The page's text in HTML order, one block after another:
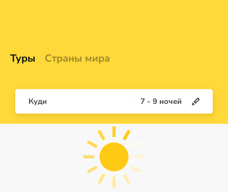
Туры Страны мира
Куди 7 - 9 ночей